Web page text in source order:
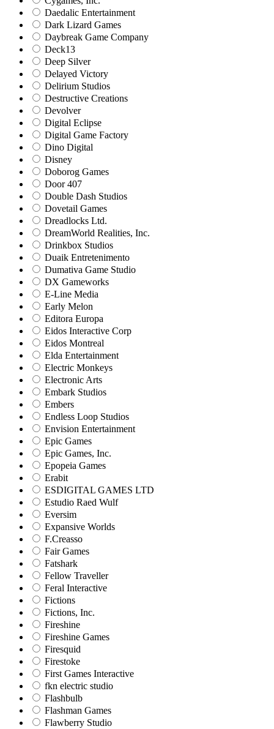
Daedalic Entertainment
Dark Lizard Games
Daybreak Game Company
Deck13
Deep Silver
Delayed Victory
Delirium Studios
Destructive Creations
Devolver
Digital Eclipse
Digital Game Factory
Dino Digital
Disney
Doborog Games
Door 407
Double Dash Studios
Dovetail Games
Dreadlocks Ltd.
DreamWorld Realities, Inc.
Drinkbox Studios
Duaik Entretenimento
Dumativa Game Studio
DX Gameworks
E-Line Media
Early Melon
Editora Europa
Eidos Interactive Corp
Eidos Montreal
Elda Entertainment
Electric Monkeys
Electronic Arts
Embark Studios
Embers
Endless Loop Studios
Envision Entertainment
Epic Games
Epic Games, Inc.
Epopeia Games
Erabit
ESDIGITAL GAMES LTD
Estudio Raed Wulf
Eversim
Expansive Worlds
F.Creasso
Fair Games
Fatshark
Fellow Traveller
Feral Interactive
Fictions
Fictions, Inc.
Fireshine
Fireshine Games
Firesquid
Firestoke
First Games Interactive
fkn electric studio
Flashbulb
Flashman Games
Flawberry Studio